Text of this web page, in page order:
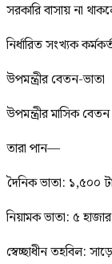
সরকারি বাসায় না
নির্ধারিত সংখ্যক
উপমন্ত্রীর বেতন-ভাতা
উপমন্ত্রীর মাসিক
তারা পান—
দৈনিক ভাতা: ১,৫০০
নিয়ামক ভাতা: ৫
স্বেচ্ছাধীন তহবিল: